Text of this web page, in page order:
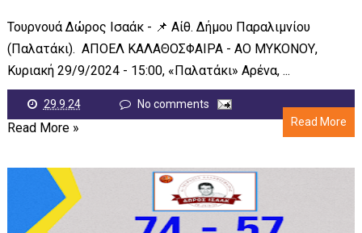
Τουρνουά Δώρος Ισαάκ - 📌 Αίθ. Δήμου Παραλιμνίου
(Παλατάκι). ΑΠΟΕΛ ΚΑΛΑΘΟΣΦΑΙΡΑ - ΑΟ ΜΥΚΟΝΟΥ,
Κυριακή 29/9/2024 - 15:00, «Παλατάκι» Αρένα, ...
29.9.24
No comments
Read More
Read More »